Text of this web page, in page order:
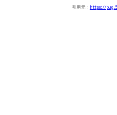
引用元： https://